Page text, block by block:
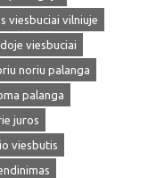
viesbuciai vilniuje
viesbuciai
noriu palanga
palanga
juros
viesbutis